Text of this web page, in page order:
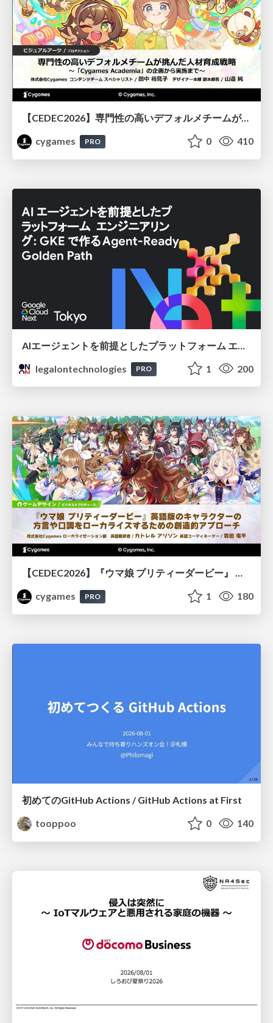
【CEDEC2026】専門性の高いデフォルメチームが挑んだ人材育成戦略 〜Cygames Academiaの企画から実施まで〜
cygames
PRO 0 410
legalontechnologies
PRO 1 200
【CEDEC2026】『ウマ娘 プリティーダービー』 英語版のキャラクターの方言や口調をローカライズするための創造的アプローチ
cygames
PRO 1 180
初めてのGitHub Actions / GitHub Actions at First
tooppoo
0 140